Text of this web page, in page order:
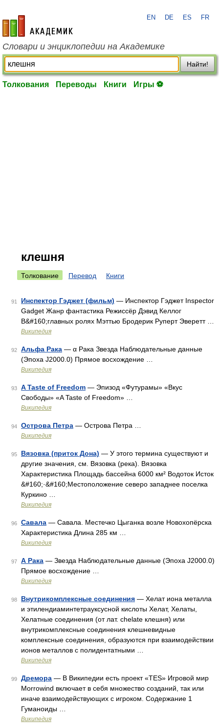
academic.ru
EN DE ES FR
Словари и энциклопедии на Академике
Найти!
Толкования Переводы Книги Игры ⚽
клешня
Толкование Перевод Книги
91 Инспектор Гэджет (фильм) — Инспектор Гэджет Inspector
Gadget Жанр фантастика Режиссёр Дэвид Келлог
В&#160;главных ролях Мэттью Бродерик Руперт Эверетт …
Википедия
92 Альфа Рака — α Рака Звезда Наблюдательные данные
(Эпоха J2000.0) Прямое восхождение …
Википедия
93 A Taste of Freedom — Эпизод «Футурамы» «Вкус
Свободы» «A Taste of Freedom» …
Википедия
94 Острова Петра — Острова Петра …
Википедия
95 Вязовка (приток Дона) — У этого термина существуют и
другие значения, см. Вязовка (река). Вязовка
Характеристика Площадь бассейна 6000 км² Водоток Исток
&#160;·&#160;Местоположение северо западнее поселка
Куркино …
Википедия
96 Савала — Савала. Местечко Цыганка возле Новохопёрска
Характеристика Длина 285 км …
Википедия
97 Α Рака — Звезда Наблюдательные данные (Эпоха J2000.0)
Прямое восхождение …
Википедия
98 Внутрикомплексные соединения — Хелат иона металла
и этилендиаминтетрауксусной кислоты Хелат, Хелаты,
Хелатные соединения (от лат. chelate клешня) или
внутрикомплексные соединения клешневидные
комплексные соединения, образуются при взаимодействии
ионов металлов с полидентатными …
Википедия
99 Дремора — В Википедии есть проект «TES» Игровой мир
Morrowind включает в себя множество созданий, так или
иначе взаимодействующих с игроком. Содержание 1
Гуманоиды …
Википедия